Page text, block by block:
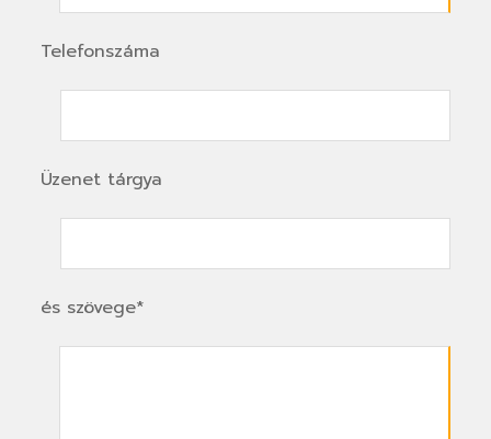
Telefonszáma
Üzenet tárgya
és szövege*